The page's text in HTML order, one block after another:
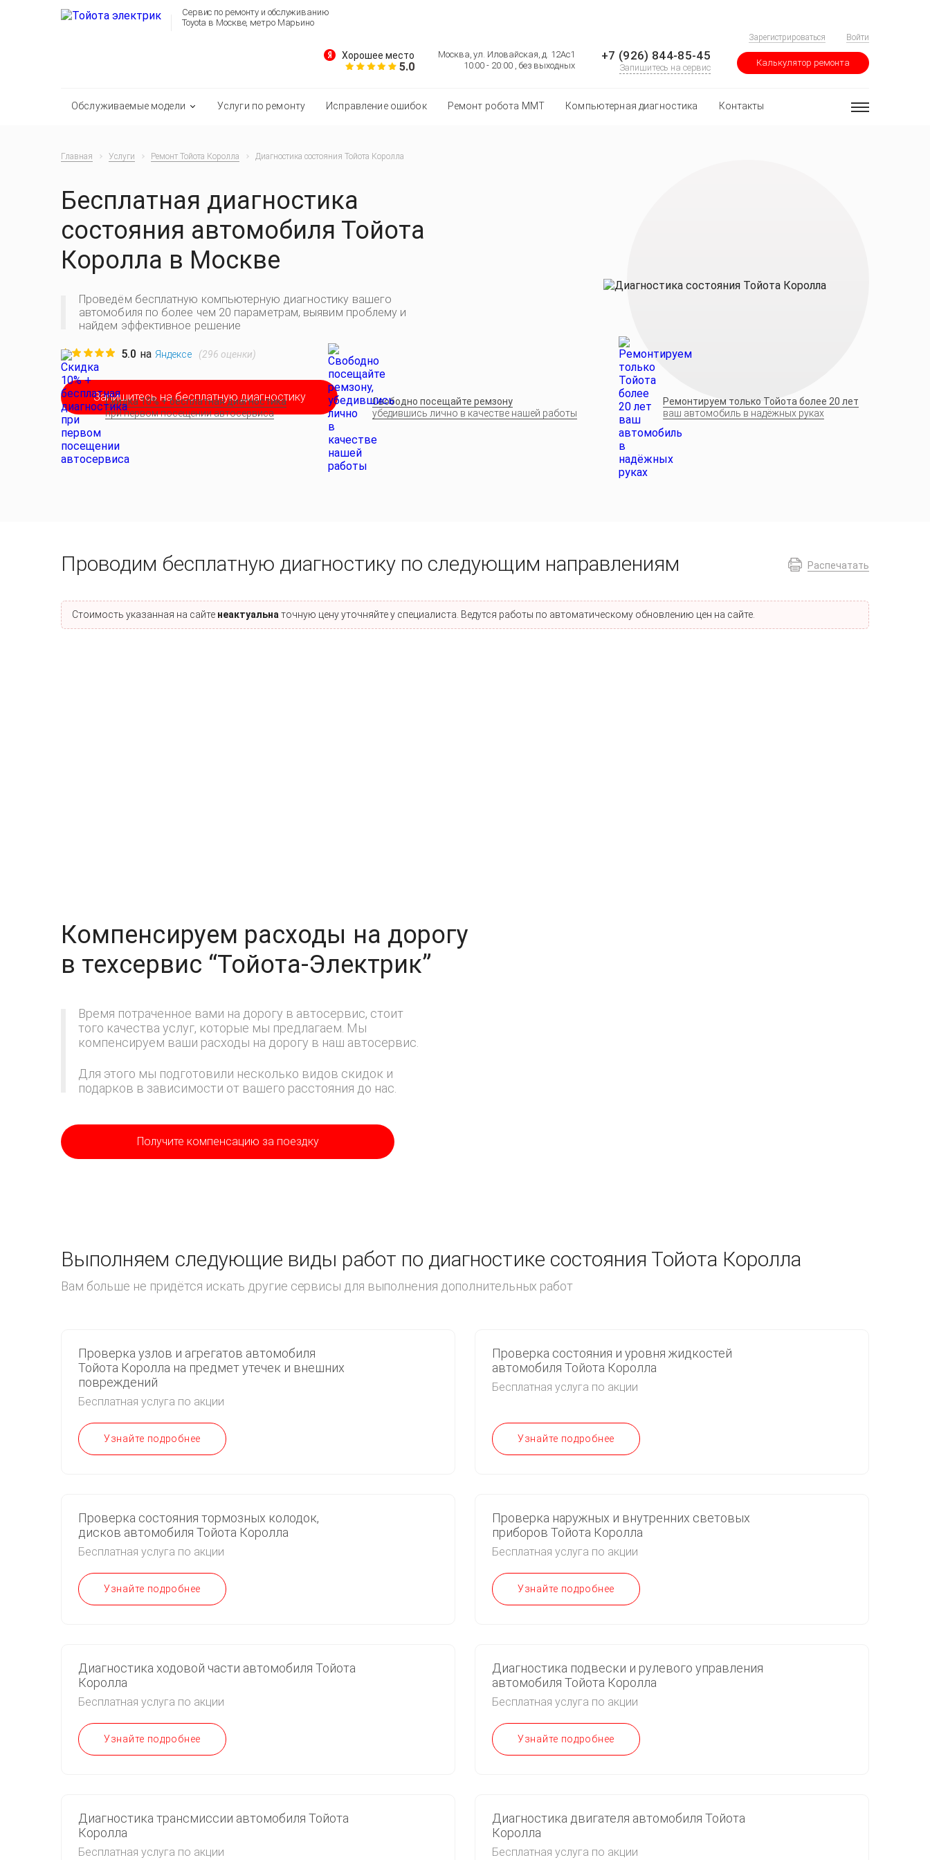
Сервис по ремонту и обслуживанию
Toyota в Москве, метро Марьино
Зарегистрироваться Войти
Хорошее место
5.0
Москва, ул. Иловайская, д. 12Ас1
10:00 - 20:00 , без выходных
+7 (926) 844-85-45
Запишитесь на сервис Калькулятор ремонта
Обслуживаемые модели Услуги по ремонту Исправление ошибок Ремонт робота MMT Компьютерная диагностика Контакты
Главная Услуги Ремонт Тойота Королла Диагностика состояния Тойота Королла
Бесплатная диагностика
состояния автомобиля Тойота
Королла в Москве
Проведём бесплатную компьютерную диагностику вашего
автомобиля по более чем 20 параметрам, выявим проблему и
найдем эффективное решение
5.0 на Яндексе (296 оценки)
Запишитесь на бесплатную диагностику
Скидка 10% + бесплатная диагностика
при первом посещении автосервиса
Свободно посещайте ремзону
убедившись лично в качестве нашей работы
Ремонтируем только Тойота более 20 лет
ваш автомобиль в надёжных руках
Распечатать
Проводим бесплатную диагностику по следующим направлениям
Стоимость указанная на сайте неактуальна точную цену уточняйте у специалиста. Ведутся работы по автоматическому обновлению цен на сайте.
Компенсируем расходы на дорогу
в техсервис “Тойота-Электрик”
Время потраченное вами на дорогу в автосервис, стоит
того качества услуг, которые мы предлагаем. Мы
компенсируем ваши расходы на дорогу в наш автосервис.
Для этого мы подготовили несколько видов скидок и
подарков в зависимости от вашего расстояния до нас.
Получите компенсацию за поездку
Выполняем следующие виды работ по диагностике состояния Тойота Королла
Вам больше не придётся искать другие сервисы для выполнения дополнительных работ
Проверка узлов и агрегатов автомобиля
Тойота Королла на предмет утечек и внешних
повреждений
Бесплатная услуга по акции
Узнайте подробнее
Проверка состояния и уровня жидкостей
автомобиля Тойота Королла
Бесплатная услуга по акции
Узнайте подробнее
Проверка состояния тормозных колодок,
дисков автомобиля Тойота Королла
Бесплатная услуга по акции
Узнайте подробнее
Проверка наружных и внутренних световых
приборов Тойота Королла
Бесплатная услуга по акции
Узнайте подробнее
Диагностика ходовой части автомобиля Тойота
Королла
Бесплатная услуга по акции
Узнайте подробнее
Диагностика подвески и рулевого управления
автомобиля Тойота Королла
Бесплатная услуга по акции
Узнайте подробнее
Диагностика трансмиссии автомобиля Тойота
Королла
Бесплатная услуга по акции
Диагностика двигателя автомобиля Тойота
Королла
Бесплатная услуга по акции